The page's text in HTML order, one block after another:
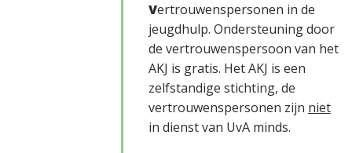
Vertrouwenspersonen in de
jeugdhulp. Ondersteuning door
de vertrouwenspersoon van het
AKJ is gratis. Het AKJ is een
zelfstandige stichting, de
vertrouwenspersonen zijn niet
in dienst van UvA minds.